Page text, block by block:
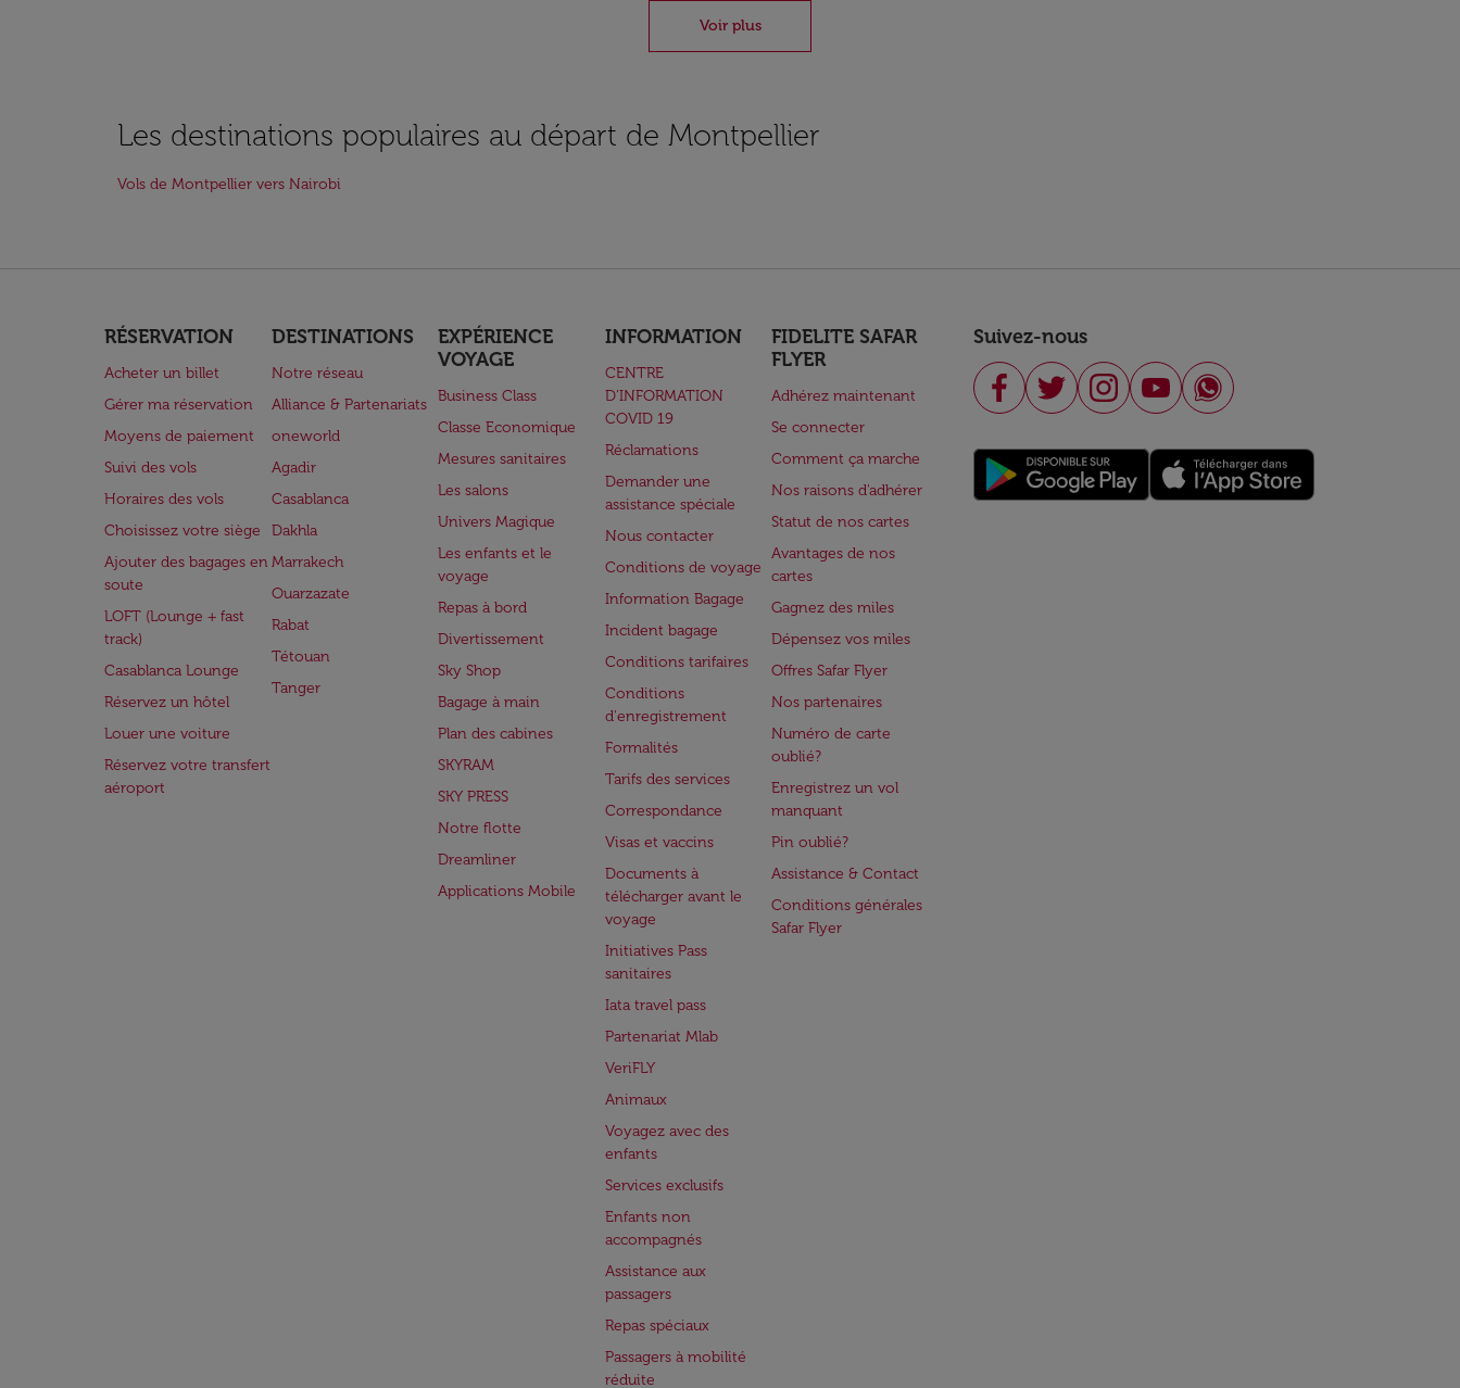
Voir plus
Les destinations populaires au départ de Montpellier
Vols de Montpellier vers Nairobi
RÉSERVATION
Acheter un billet
Gérer ma réservation
Moyens de paiement
Suivi des vols
Horaires des vols
Choisissez votre siège
Ajouter des bagages en
soute
LOFT (Lounge + fast
track)
Casablanca Lounge
Réservez un hôtel
Louer une voiture
Réservez votre transfert
aéroport
DESTINATIONS
Notre réseau
Alliance & Partenariats
oneworld
Agadir
Casablanca
Dakhla
Marrakech
Ouarzazate
Rabat
Tétouan
Tanger
EXPÉRIENCE
VOYAGE
Business Class
Classe Economique
Mesures sanitaires
Les salons
Univers Magique
Les enfants et le
voyage
Repas à bord
Divertissement
Sky Shop
Bagage à main
Plan des cabines
SKYRAM
SKY PRESS
Notre flotte
Dreamliner
Applications Mobile
INFORMATION
CENTRE
D’INFORMATION
COVID 19
Réclamations
Demander une
assistance spéciale
Nous contacter
Conditions de voyage
Information Bagage
Incident bagage
Conditions tarifaires
Conditions
d'enregistrement
Formalités
Tarifs des services
Correspondance
Visas et vaccins
Documents à
télécharger avant le
voyage
Initiatives Pass
sanitaires
Iata travel pass
Partenariat Mlab
VeriFLY
Animaux
Voyagez avec des
enfants
Services exclusifs
Enfants non
accompagnés
Assistance aux
passagers
Repas spéciaux
Passagers à mobilité
réduite
FIDELITE SAFAR
FLYER
Adhérez maintenant
Se connecter
Comment ça marche
Nos raisons d'adhérer
Statut de nos cartes
Avantages de nos
cartes
Gagnez des miles
Dépensez vos miles
Offres Safar Flyer
Nos partenaires
Numéro de carte
oublié?
Enregistrez un vol
manquant
Pin oublié?
Assistance & Contact
Conditions générales
Safar Flyer
Suivez-nous